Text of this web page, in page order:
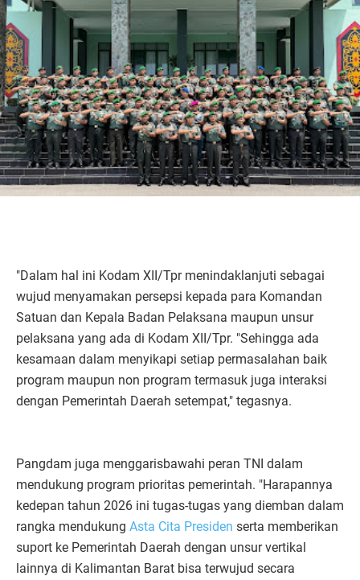
"Dalam hal ini Kodam XII/Tpr menindaklanjuti sebagai
wujud menyamakan persepsi kepada para Komandan
Satuan dan Kepala Badan Pelaksana maupun unsur
pelaksana yang ada di Kodam XII/Tpr. "Sehingga ada
kesamaan dalam menyikapi setiap permasalahan baik
program maupun non program termasuk juga interaksi
dengan Pemerintah Daerah setempat," tegasnya.
​Pangdam juga menggarisbawahi peran TNI dalam
mendukung program prioritas pemerintah. "Harapannya
kedepan tahun 2026 ini tugas-tugas yang diemban dalam
rangka mendukung Asta Cita Presiden serta memberikan
suport ke Pemerintah Daerah dengan unsur vertikal
lainnya di Kalimantan Barat bisa terwujud secara